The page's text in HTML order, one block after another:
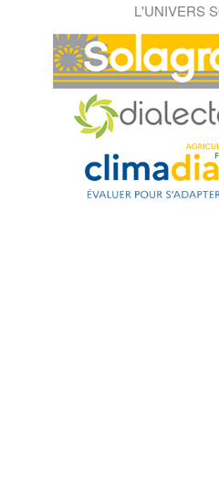
L'UNIVERS